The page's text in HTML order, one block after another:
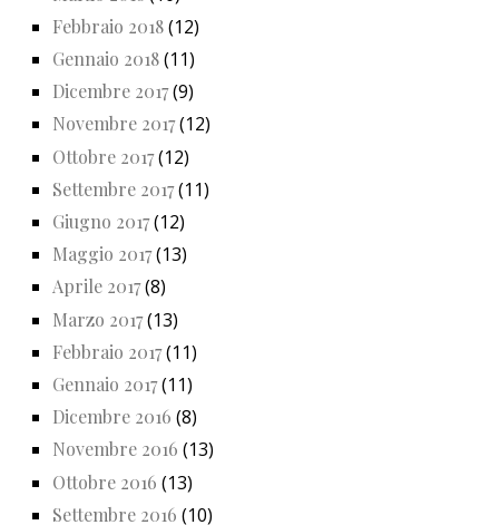
Febbraio 2018(12)
Gennaio 2018(11)
Dicembre 2017(9)
Novembre 2017(12)
Ottobre 2017(12)
Settembre 2017(11)
Giugno 2017(12)
Maggio 2017(13)
Aprile 2017(8)
Marzo 2017(13)
Febbraio 2017(11)
Gennaio 2017(11)
Dicembre 2016 (8)
Novembre 2016 (13)
Ottobre 2016 (13)
Settembre 2016 (10)